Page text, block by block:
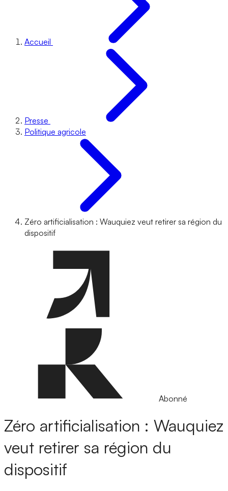
Accueil
Presse
Politique agricole
Zéro artificialisation : Wauquiez veut retirer sa région du
dispositif
Abonné
Zéro artificialisation : Wauquiez
veut retirer sa région du
dispositif